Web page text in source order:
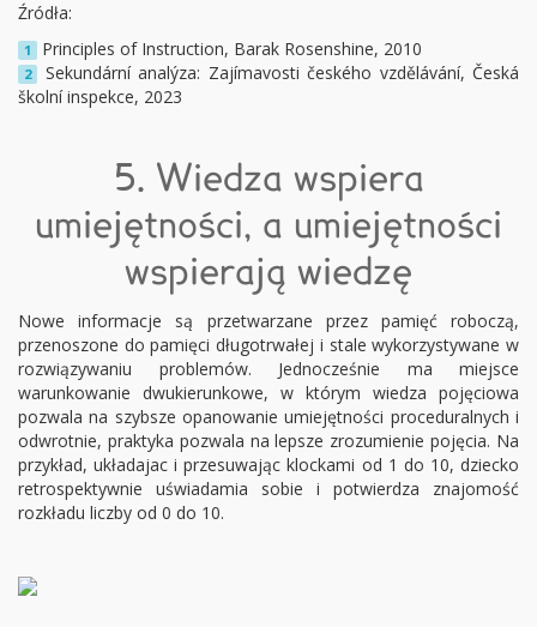
Źródła:
1 Principles of Instruction, Barak Rosenshine, 2010
2
Sekundární analýza: Zajímavosti českého vzdělávání, Česká
školní inspekce, 2023
5. Wiedza wspiera
umiejętności, a umiejętności
wspierają wiedzę
Nowe informacje są przetwarzane przez pamięć roboczą,
przenoszone do pamięci długotrwałej i stale wykorzystywane w
rozwiązywaniu problemów. Jednocześnie ma miejsce
warunkowanie dwukierunkowe, w którym wiedza pojęciowa
pozwala na szybsze opanowanie umiejętności proceduralnych i
odwrotnie, praktyka pozwala na lepsze zrozumienie pojęcia. Na
przykład, układajac i przesuwając klockami od 1 do 10, dziecko
retrospektywnie uświadamia sobie i potwierdza znajomość
rozkładu liczby od 0 do 10.